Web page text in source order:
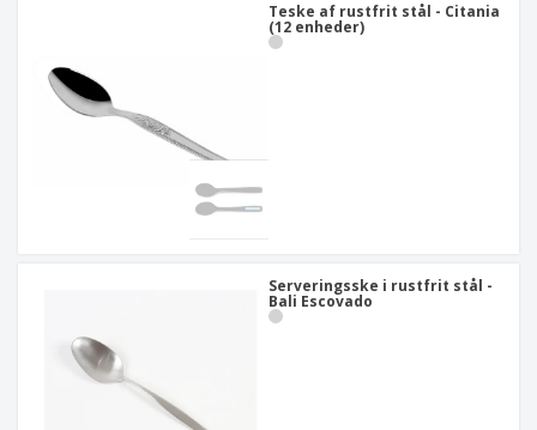
Teske af rustfrit stål - Citania
(12 enheder)
Serveringsske i rustfrit stål -
Bali Escovado